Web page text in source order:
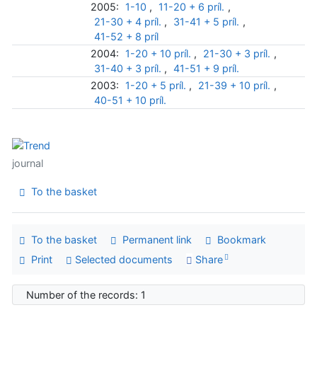
2005:
1-10 , 11-20 + 6 príl. ,
21-30 + 4 príl. , 31-41 + 5 príl. ,
41-52 + 8 príl
2004:
1-20 + 10 príl. , 21-30 + 3 príl. ,
31-40 + 3 príl. , 41-51 + 9 príl.
2003:
1-20 + 5 príl. , 21-39 + 10 príl. ,
40-51 + 10 príl.
journal
To the basket
To the basket Permanent link
Bookmark
Print
Selected documents Share
Number of the records: 1